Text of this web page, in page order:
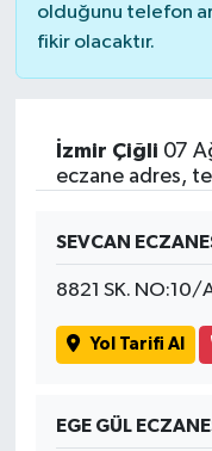
olduğunu telefon
fikir olacaktır.
İzmir Çiğli 07
eczane adres,
SEVCAN
8821 SK. NO:10/
Yol Tarifi Al
EGE GÜL